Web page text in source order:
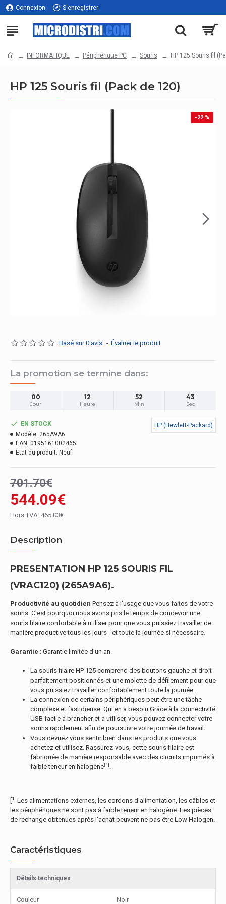
Connexion S'enregistrer
INFORMATIQUE Périphérique PC Souris HP 125 Souris fil
HP 125 Souris fil (Pack de 120)
-22 %
Basé sur 0 avis. - Évaluer le produit
La promotion se termine dans:
00
Jour
12
Heure
52
Min
43
Sec
544.09€
701.70€
Hors TVA: 465.03€
EN STOCK
Modèle: 265A9A6
EAN: 0195161002465
État du produit: Neuf
HP (Hewlett-Packard)
Description
PRESENTATION HP 125 SOURIS FIL
(VRAC120) (265A9A6).
Productivité au quotidien Pensez à l'usage que vous faites de votre
souris. C'est pourquoi nous avons pris le temps de concevoir une
souris filaire confortable à utiliser pour que vous puissiez travailler de
manière productive tous les jours - et toute la journée si nécessaire.
Garantie : Garantie limitée d'un an.
La souris filaire HP 125 comprend des boutons gauche et droit
parfaitement positionnés et une molette de défilement pour que
vous puissiez travailler confortablement toute la journée.
La connexion de certains périphériques peut être une tâche
complexe et fastidieuse. Qui en a besoin Grâce à la connectivité
USB facile à brancher et à utiliser, vous pouvez connecter votre
souris rapidement afin de poursuivre votre journée de travail.
Vous devriez vous sentir bien dans les produits que vous
achetez et utilisez. Rassurez-vous, cette souris filaire est
fabriquée de manière responsable avec des circuits imprimés à
faible teneur en halogène[1].
1] Les alimentations externes, les cordons d'alimentation, les câbles et
les périphériques ne sont pas à faible teneur en halogène. Les pièces
de rechange obtenues après l'achat peuvent ne pas être Low Halogen.
Caractéristiques
Détails techniques
Couleur Noir